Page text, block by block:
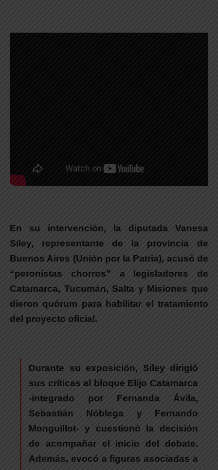
En su intervención, la diputada Vanesa
Siley, representante de la provincia de
Buenos Aires (Unión por la Patria), acusó de
“peronistas chorros” a legisladores de
Catamarca, Tucumán, Salta y Misiones que
dieron quórum para habilitar el tratamiento
del proyecto oficial.
Durante su exposición, Siley dirigió
sus críticas al bloque Elijo Catamarca
-integrado por Fernanda Ávila,
Sebastián Nóblega y Fernando
Monguillot- y cuestionó la decisión
de acompañar el inicio del debate.
Además, evocó a figuras asociadas a